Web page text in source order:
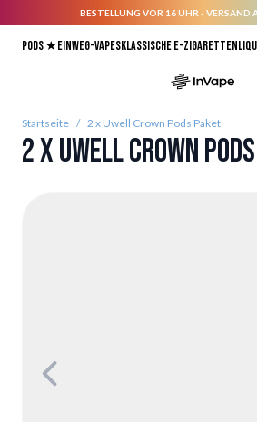
BESTELLUNG VOR 16 UHR - VERSAND
Pods ★Einweg-VapesKlassische E-Zigaretten
Startseite / 2 x Uwell Crown Pods Paket
2 x Uwell Crown